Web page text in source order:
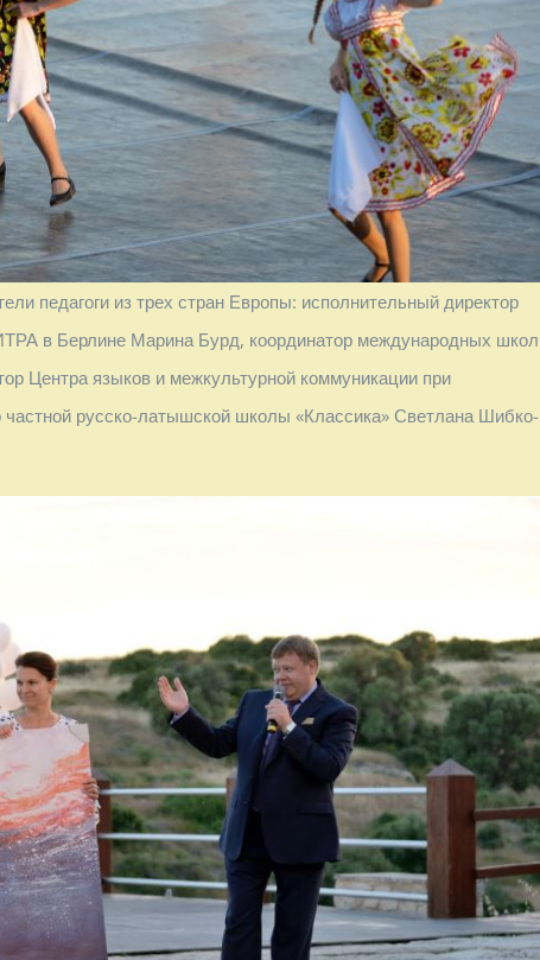
педагоги из трех стран Европы: исполнительный директор
в Берлине Марина Бурд, координатор международных школ
Центра языков и межкультурной коммуникации при
русско-латышской школы «Классика» Светлана Шибко-